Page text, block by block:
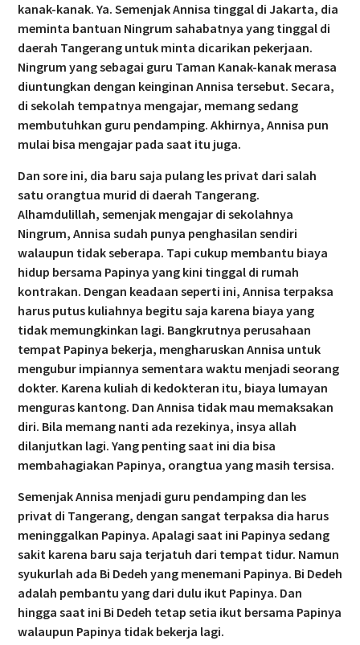
kanak-kanak. Ya. Semenjak Annisa tinggal di Jakarta, dia
meminta bantuan Ningrum sahabatnya yang tinggal di
daerah Tangerang untuk minta dicarikan pekerjaan.
Ningrum yang sebagai guru Taman Kanak-kanak merasa
diuntungkan dengan keinginan Annisa tersebut. Secara,
di sekolah tempatnya mengajar, memang sedang
membutuhkan guru pendamping. Akhirnya, Annisa pun
mulai bisa mengajar pada saat itu juga.
Dan sore ini, dia baru saja pulang les privat dari salah
satu orangtua murid di daerah Tangerang.
Alhamdulillah, semenjak mengajar di sekolahnya
Ningrum, Annisa sudah punya penghasilan sendiri
walaupun tidak seberapa. Tapi cukup membantu biaya
hidup bersama Papinya yang kini tinggal di rumah
kontrakan. Dengan keadaan seperti ini, Annisa terpaksa
harus putus kuliahnya begitu saja karena biaya yang
tidak memungkinkan lagi. Bangkrutnya perusahaan
tempat Papinya bekerja, mengharuskan Annisa untuk
mengubur impiannya sementara waktu menjadi seorang
dokter. Karena kuliah di kedokteran itu, biaya lumayan
menguras kantong. Dan Annisa tidak mau memaksakan
diri. Bila memang nanti ada rezekinya, insya allah
dilanjutkan lagi. Yang penting saat ini dia bisa
membahagiakan Papinya, orangtua yang masih tersisa.
Semenjak Annisa menjadi guru pendamping dan les
privat di Tangerang, dengan sangat terpaksa dia harus
meninggalkan Papinya. Apalagi saat ini Papinya sedang
sakit karena baru saja terjatuh dari tempat tidur. Namun
syukurlah ada Bi Dedeh yang menemani Papinya. Bi Dedeh
adalah pembantu yang dari dulu ikut Papinya. Dan
hingga saat ini Bi Dedeh tetap setia ikut bersama Papinya
walaupun Papinya tidak bekerja lagi.